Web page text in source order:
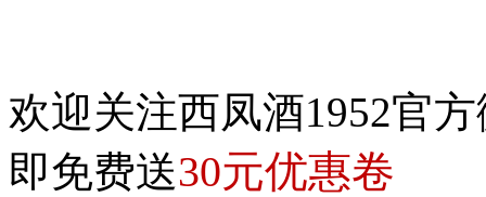
欢迎关注西凤酒1952官
即免费送30元优惠卷